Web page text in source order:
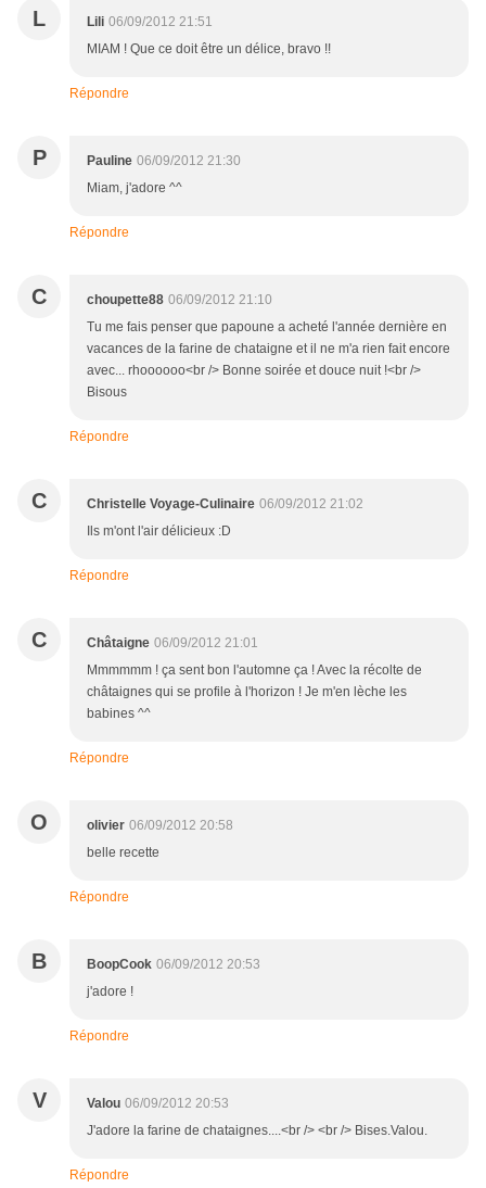
L Lili 06/09/2012 21:51
MIAM ! Que ce doit être un délice, bravo !!
Répondre
P Pauline 06/09/2012 21:30
Miam, j'adore ^^
Répondre
C choupette88 06/09/2012 21:10
Tu me fais penser que papoune a acheté l'année dernière en
vacances de la farine de chataigne et il ne m'a rien fait encore
avec... rhoooooo<br /> Bonne soirée et douce nuit !<br />
Bisous
Répondre
C Christelle Voyage-Culinaire 06/09/2012 21:02
Ils m'ont l'air délicieux :D
Répondre
C Châtaigne 06/09/2012 21:01
Mmmmmm ! ça sent bon l'automne ça ! Avec la récolte de
châtaignes qui se profile à l'horizon ! Je m'en lèche les
babines ^^
Répondre
O olivier 06/09/2012 20:58
belle recette
Répondre
B BoopCook 06/09/2012 20:53
j'adore !
Répondre
V Valou 06/09/2012 20:53
J'adore la farine de chataignes....<br /> <br /> Bises.Valou.
Répondre